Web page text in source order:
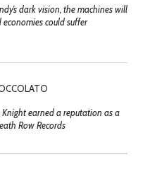
dark vision, the machines will
could suffer
earned a reputation as a
Row Records